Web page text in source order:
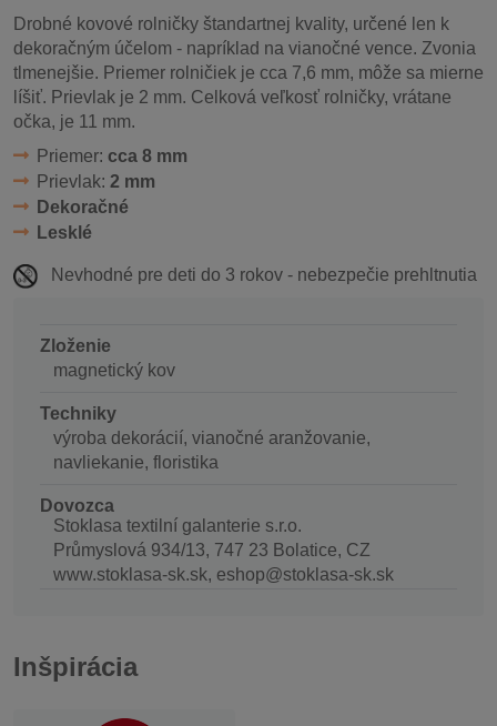
Drobné kovové rolničky štandartnej kvality, určené len k
dekoračným účelom - napríklad na vianočné vence. Zvonia
tlmenejšie. Priemer rolničiek je cca 7,6 mm, môže sa mierne
líšiť. Prievlak je 2 mm. Celková veľkosť rolničky, vrátane
očka, je 11 mm.
Priemer: cca 8 mm
Prievlak: 2 mm
Dekoračné
Lesklé
Nevhodné pre deti do 3 rokov - nebezpečie prehltnutia
Zloženie
magnetický kov
Techniky
výroba dekorácií, vianočné aranžovanie,
navliekanie, floristika
Dovozca
Stoklasa textilní galanterie s.r.o.
Průmyslová 934/13, 747 23 Bolatice, CZ
www.stoklasa-sk.sk, eshop@stoklasa-sk.sk
Inšpirácia